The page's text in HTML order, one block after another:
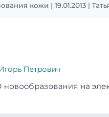
кожи | 19.01.2013 |
Петрович
на